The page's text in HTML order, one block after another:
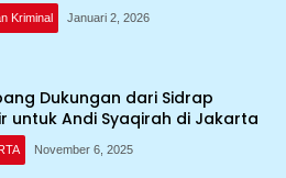
Kriminal Januari 2, 2026
Dukungan dari Sidrap
untuk Andi Syaqirah di Jakarta
November 6, 2025